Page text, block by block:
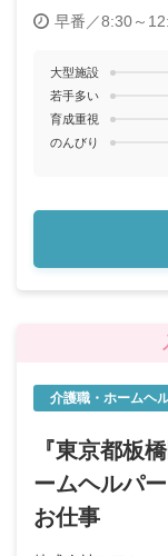
早番／8:30～
大型施設
若手多い
育成重視
のんびり
介護職・ホームヘ
『東京都板
ームヘルパ
お仕事